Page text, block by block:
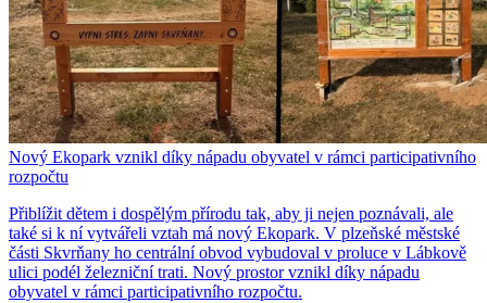
Nový Ekopark vznikl díky nápadu obyvatel v rámci participativního
rozpočtu
Přiblížit dětem i dospělým přírodu tak, aby ji nejen poznávali, ale
také si k ní vytvářeli vztah má nový Ekopark. V plzeňské městské
části Skvrňany ho centrální obvod vybudoval v proluce v Lábkově
ulici podél železniční trati. Nový prostor vznikl díky nápadu
obyvatel v rámci participativního rozpočtu.